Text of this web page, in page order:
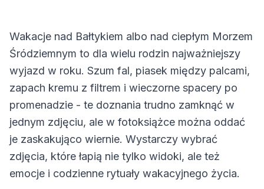
Wakacje nad Bałtykiem albo nad ciepłym Morzem
Śródziemnym to dla wielu rodzin najważniejszy
wyjazd w roku. Szum fal, piasek między palcami,
zapach kremu z filtrem i wieczorne spacery po
promenadzie - te doznania trudno zamknąć w
jednym zdjęciu, ale w fotoksiążce można oddać
je zaskakująco wiernie. Wystarczy wybrać
zdjęcia, które łapią nie tylko widoki, ale też
emocje i codzienne rytuały wakacyjnego życia.